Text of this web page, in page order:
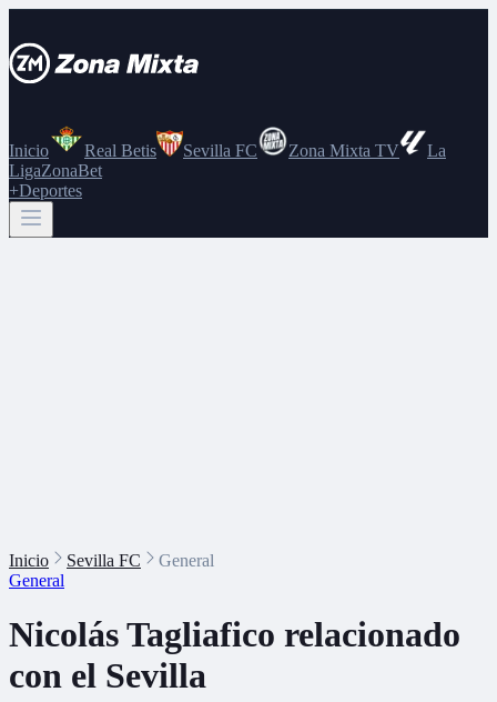
Inicio Real Betis Sevilla FC Zona Mixta TV
La
LigaZonaBet
+Deportes
Inicio Sevilla FC
General
General
Nicolás Tagliafico relacionado
con el Sevilla